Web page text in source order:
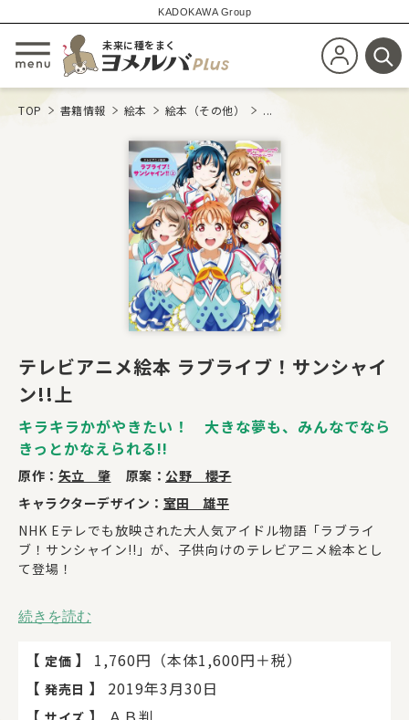
KADOKAWA Group
メニューを開閉する
未来に種をまく
新規会員登
検
TOP 書籍情報 絵本 絵本（その他） ...
テレビアニメ絵本 ラブライブ！サンシャイ
ン!!上
キラキラかがやきたい！ 大きな夢も、みんなでなら
きっとかなえられる!!
原作： 矢立 肇 原案： 公野 櫻子
キャラクターデザイン： 室田 雄平
NHK Eテレでも放映された大人気アイドル物語「ラブライ
ブ！サンシャイン!!」が、子供向けのテレビアニメ絵本とし
て登場！
「あきらめなければきっと夢はかなう」。
があこがれる輝く存在、アイドル。
でも彼女たちも、実は「輝くため」に一生懸命練習したり友
達とぶつかって悩んだりする、ふつうの女の子。
続きを読む
【 定価 】
1,760円（本体1,600円＋税）
【 発売日 】
2019年3月30日